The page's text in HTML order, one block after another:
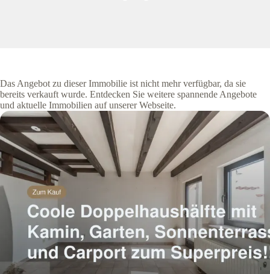
Das Angebot zu dieser Immobilie ist nicht mehr verfügbar, da sie
bereits verkauft wurde. Entdecken Sie weitere spannende Angebote
und aktuelle Immobilien auf unserer Webseite.